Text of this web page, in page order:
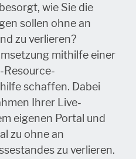
wie Sie die
sollen ohne an
zu verlieren?
mithilfe einer
Resource-
schaffen. Dabei
Ihrer Live-
eigenen Portal und
zu ohne an
zu verlieren.